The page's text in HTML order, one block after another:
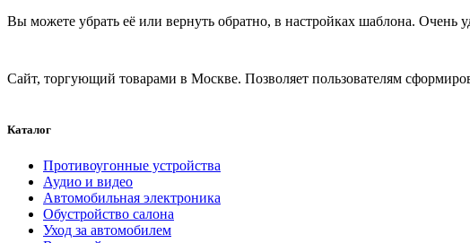
Вы можете убрать её или вернуть обратно, в настройках шаблона. Очень
Сайт, торгующий товарами в Москве. Позволяет пользователям
Каталог
Противоугонные устройства
Аудио и видео
Автомобильная электроника
Обустройство салона
Уход за автомобилем